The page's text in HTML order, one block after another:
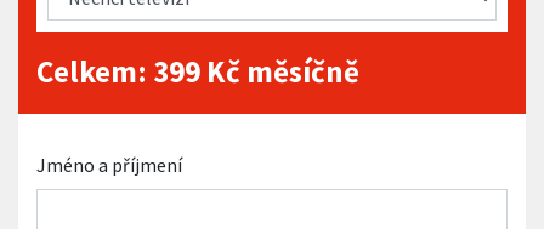
Celkem: 399 Kč měsíčně
Jméno a příjmení